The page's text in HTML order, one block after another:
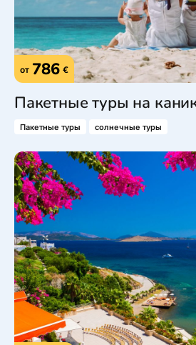
от 786 €
Пакетные туры на
Пакетные туры солнечные туры